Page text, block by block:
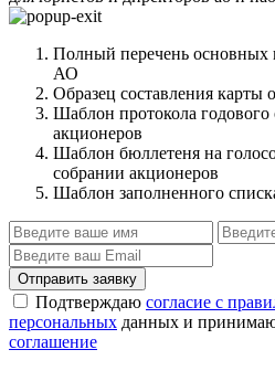
Полный перечень основных
АО
Образец составления карты
Шаблон протокола годового
акционеров
Шаблон бюллетеня на
собрании акционеров
Шаблон заполненного
Отправить заявку
Подтверждаю согласие с
персональных данных и
соглашение